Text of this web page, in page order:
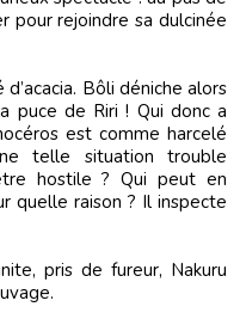
pour rejoindre sa dulcinée
Bôli déniche alors
puce de Riri ! Qui donc a
est comme harcelé
telle situation trouble
hostile ? Qui peut en
quelle raison ? Il inspecte
pris de fureur, Nakuru